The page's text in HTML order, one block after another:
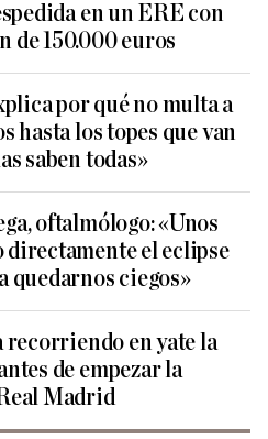
en un ERE con
de 150.000 euros
por qué no multa a
hasta los topes que van
saben todas»
oftalmólogo: «Unos
directamente el eclipse
quedarnos ciegos»
en yate la
de empezar la
Madrid